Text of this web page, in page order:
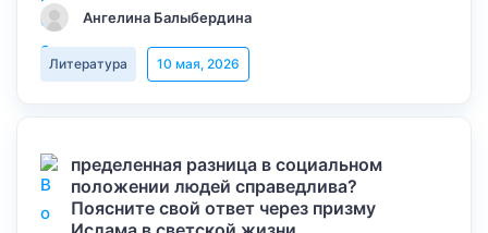
Ангелина Балыбердина
Литература 10 мая, 2026
пределенная разница в социальном
положении людей справедлива?
Поясните свой ответ через призму